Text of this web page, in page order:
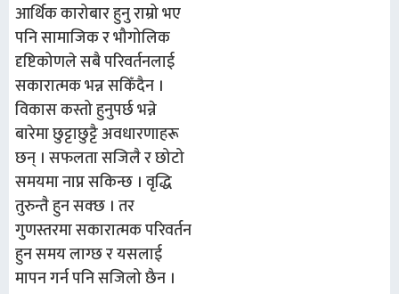
आर्थिक कारोबार हुनु राम्रो भए
पनि सामाजिक र भौगोलिक
दृष्टिकोणले सबै परिवर्तनलाई
सकारात्मक भन्न सकिँदैन ।
विकास कस्तो हुनुपर्छ भन्ने
बारेमा छुट्टाछुट्टै अवधारणाहरू
छन् । सफलता सजिलै र छोटो
समयमा नाप्न सकिन्छ । वृद्धि
तुरुन्तै हुन सक्छ । तर
गुणस्तरमा सकारात्मक परिवर्तन
हुन समय लाग्छ र यसलाई
मापन गर्न पनि सजिलो छैन ।